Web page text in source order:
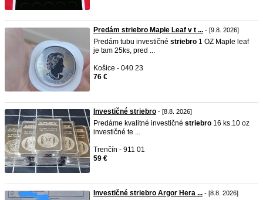
Predám striebro Maple Leaf v t ... - [9.8. 2026]
Predám tubu investičné striebro 1 OZ Maple leaf
je tam 25ks, pred ...
Košice - 040 23
76 €
Investičné striebro - [8.8. 2026]
Predáme kvalitné investičné striebro 16 ks.10 oz
investičné te ...
Trenčín - 911 01
59 €
Investičné striebro Argor Hera ... - [8.8. 2026]